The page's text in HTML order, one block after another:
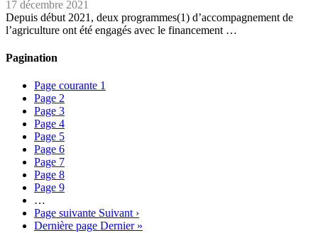
17 décembre 2021
Depuis début 2021, deux programmes(1) d’accompagnement de
l’agriculture ont été engagés avec le financement …
Pagination
Page courante 1
Page 2
Page 3
Page 4
Page 5
Page 6
Page 7
Page 8
Page 9
…
Page suivante Suivant ›
Dernière page Dernier »